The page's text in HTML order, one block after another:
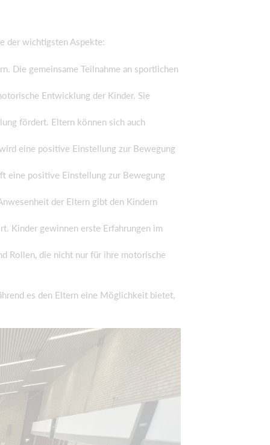
der wichtigsten Aspekte:
Die gemeinsame Teilnahme an sportlichen
Entwicklung der Kinder. Sie
fördert. Eltern können sich auch
eine positive Einstellung zur Bewegung
eine positive Einstellung zur Bewegung
der Eltern gibt den Kindern
Kinder gewinnen erste Erfahrungen im
Rollen, die nicht nur für ihre motorische
es den Eltern eine Möglichkeit bietet,